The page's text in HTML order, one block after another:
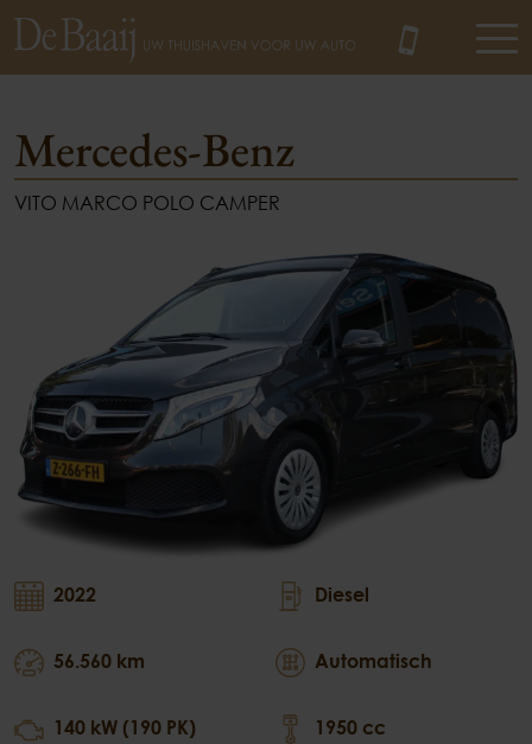
Mercedes-Benz
VITO MARCO POLO CAMPER
2022
56.560 km
140 kW (190 PK)
Diesel
Automatisch
1950 cc